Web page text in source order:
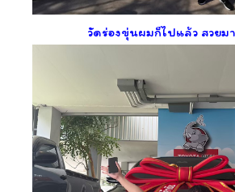
วัดร่องขุ่นผมก็ไปแล้ว สวยม